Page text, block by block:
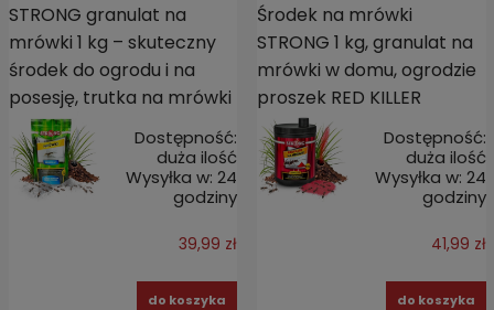
STRONG granulat na
mrówki 1 kg – skuteczny
środek do ogrodu i na
posesję, trutka na mrówki
Dostępność:
duża ilość
Wysyłka w: 24
godziny
39,99 zł
do koszyka
Środek na mrówki
STRONG 1 kg, granulat na
mrówki w domu, ogrodzie
proszek RED KILLER
Dostępność:
duża ilość
Wysyłka w: 24
godziny
41,99 zł
do koszyka